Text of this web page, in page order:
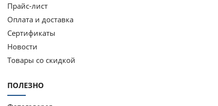
Прайс-лист
Оплата и доставка
Сертификаты
Новости
Товары со скидкой
ПОЛЕЗНО